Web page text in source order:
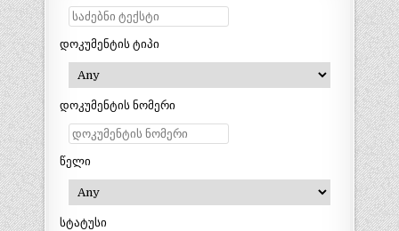
დოკუმენტის ტიპი
დოკუმენტის ნომერი
წელი
სტატუსი